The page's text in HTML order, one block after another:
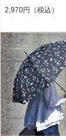
2,970円（税込）